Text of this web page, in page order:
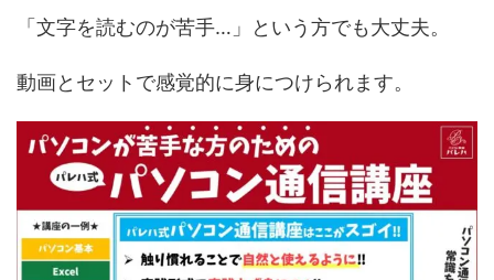
「文字を読むのが苦手…」という方でも大丈夫。
動画とセットで感覚的に身につけられます。